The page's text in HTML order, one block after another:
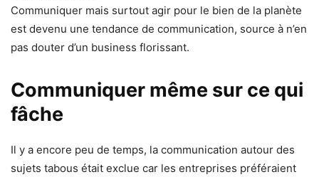
Communiquer mais surtout agir pour le bien de la planète
est devenu une tendance de communication, source à n’en
pas douter d’un business florissant.
Communiquer même sur ce qui
fâche
Il y a encore peu de temps, la communication autour des
sujets tabous était exclue car les entreprises préféraient